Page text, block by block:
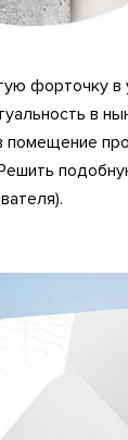
форточку в
в
помещение